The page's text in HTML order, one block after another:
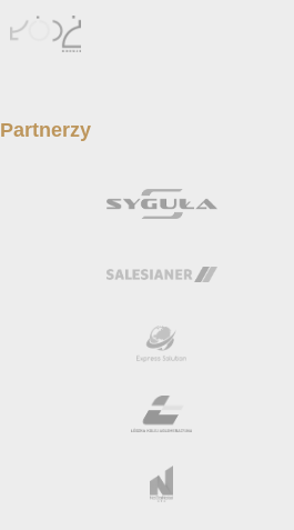
Partnerzy